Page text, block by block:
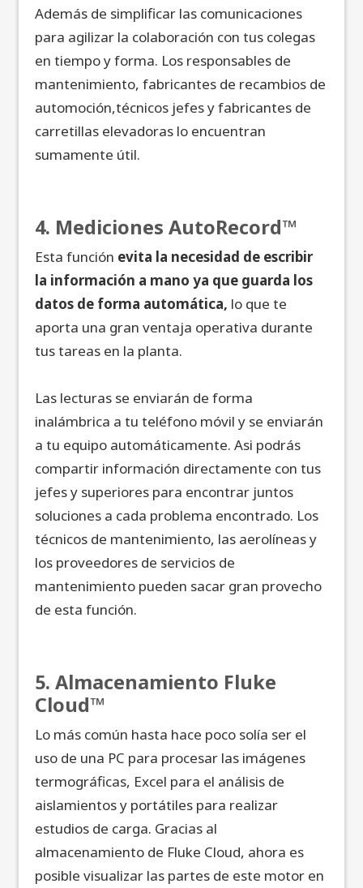
Además de simplificar las comunicaciones
para agilizar la colaboración con tus colegas
en tiempo y forma. Los responsables de
mantenimiento, fabricantes de recambios de
automoción,técnicos jefes y fabricantes de
carretillas elevadoras lo encuentran
sumamente útil.
4. Mediciones AutoRecord™
Esta función evita la necesidad de escribir
la información a mano ya que guarda los
datos de forma automática, lo que te
aporta una gran ventaja operativa durante
tus tareas en la planta.
Las lecturas se enviarán de forma
inalámbrica a tu teléfono móvil y se enviarán
a tu equipo automáticamente. Asi podrás
compartir información directamente con tus
jefes y superiores para encontrar juntos
soluciones a cada problema encontrado. Los
técnicos de mantenimiento, las aerolíneas y
los proveedores de servicios de
mantenimiento pueden sacar gran provecho
de esta función.
5. Almacenamiento Fluke
Cloud™
Lo más común hasta hace poco solía ser el
uso de una PC para procesar las imágenes
termográficas, Excel para el análisis de
aislamientos y portátiles para realizar
estudios de carga. Gracias al
almacenamiento de Fluke Cloud, ahora es
posible visualizar las partes de este motor en